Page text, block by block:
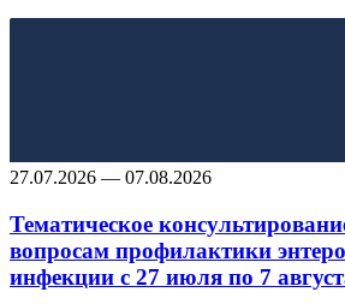
27.07.2026 — 07.08.2026
Тематическое
вопросам профилактики
инфекции с 27 июля по 7